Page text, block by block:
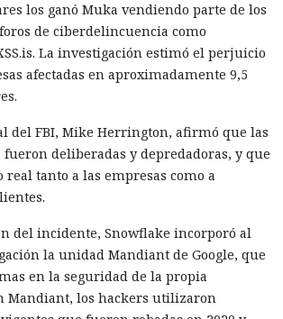
los ganó Muka vendiendo parte de los
de ciberdelincuencia como
La investigación estimó el perjuicio
afectadas en aproximadamente 9,5
del FBI, Mike Herrington, afirmó que las
fueron deliberadas y depredadoras, y que
tanto a las empresas como a
del incidente, Snowflake incorporó al
la unidad Mandiant de Google, que
en la seguridad de la propia
Mandiant, los hackers utilizaron